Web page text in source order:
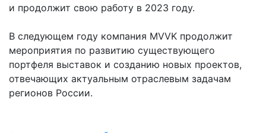
и продолжит свою работу в 2023 году.
В следующем году компания MVVK продолжит
мероприятия по развитию существующего
портфеля выставок и созданию новых проектов,
отвечающих актуальным отраслевым задачам
регионов России.